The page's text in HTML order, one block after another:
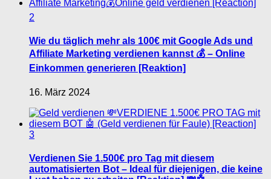
2
Wie du täglich mehr als 100€ mit Google Ads und
Affiliate Marketing verdienen kannst 💰 – Online
Einkommen generieren [Reaktion]
16. März 2024
3
Verdienen Sie 1.500€ pro Tag mit diesem
automatisierten Bot – Ideal für diejenigen, die keine